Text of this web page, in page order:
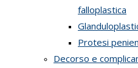
falloplastica
Protesi
Decorso e